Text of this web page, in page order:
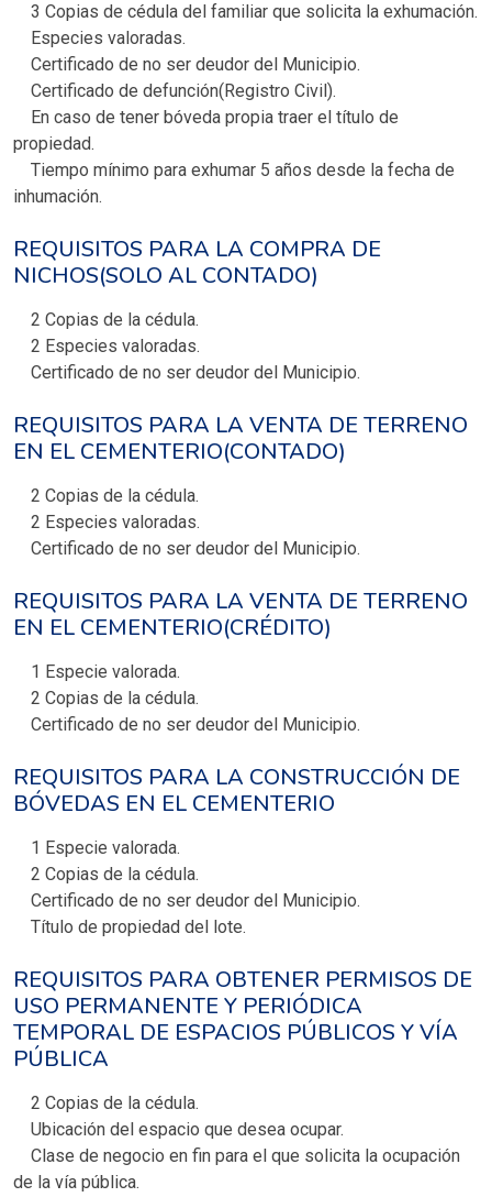
3 Copias de cédula del familiar que solicita la exhumación.
Especies valoradas.
Certificado de no ser deudor del Municipio.
Certificado de defunción(Registro Civil).
En caso de tener bóveda propia traer el título de
propiedad.
Tiempo mínimo para exhumar 5 años desde la fecha de
inhumación.
REQUISITOS PARA LA COMPRA DE
NICHOS(SOLO AL CONTADO)
2 Copias de la cédula.
2 Especies valoradas.
Certificado de no ser deudor del Municipio.
REQUISITOS PARA LA VENTA DE TERRENO
EN EL CEMENTERIO(CONTADO)
2 Copias de la cédula.
2 Especies valoradas.
Certificado de no ser deudor del Municipio.
REQUISITOS PARA LA VENTA DE TERRENO
EN EL CEMENTERIO(CRÉDITO)
1 Especie valorada.
2 Copias de la cédula.
Certificado de no ser deudor del Municipio.
REQUISITOS PARA LA CONSTRUCCIÓN DE
BÓVEDAS EN EL CEMENTERIO
1 Especie valorada.
2 Copias de la cédula.
Certificado de no ser deudor del Municipio.
Título de propiedad del lote.
REQUISITOS PARA OBTENER PERMISOS DE
USO PERMANENTE Y PERIÓDICA
TEMPORAL DE ESPACIOS PÚBLICOS Y VÍA
PÚBLICA
2 Copias de la cédula.
Ubicación del espacio que desea ocupar.
Clase de negocio en fin para el que solicita la ocupación
de la vía pública.